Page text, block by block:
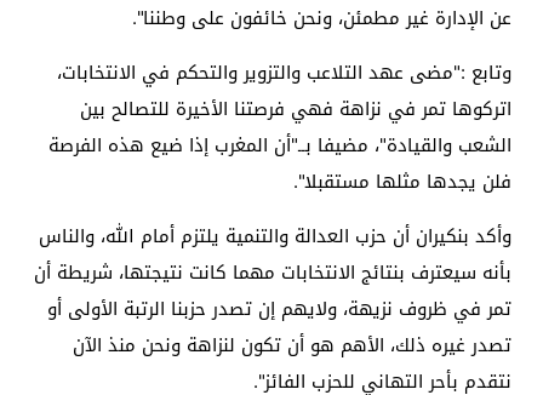
عن الإدارة غير مطمئن، ونحن خائفون على وطننا".
وتابع :"مضى عهد التلاعب والتزوير والتحكم في الانتخابات،
اتركوها تمر في نزاهة فهي فرصتنا الأخيرة للتصالح بين
الشعب والقيادة"، مضيفا بــ"أن المغرب إذا ضيع هذه الفرصة
فلن يجدها مثلها مستقبلا".
وأكد بنكيران أن حزب العدالة والتنمية يلتزم أمام الله، والناس
بأنه سيعترف بنتائج الانتخابات مهما كانت نتيجتها، شريطة أن
تمر في ظروف نزيهة، ولايهم إن تصدر حزبنا الرتبة الأولى أو
تصدر غيره ذلك، الأهم هو أن تكون لنزاهة ونحن منذ الآن
نتقدم بأحر التهاني للحزب الفائز".